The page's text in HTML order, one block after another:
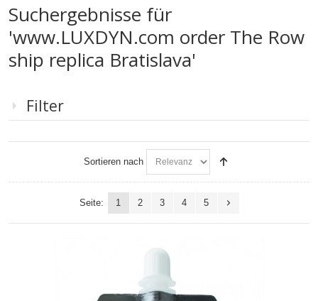
Suchergebnisse für
'www.LUXDYN.com order The Row
ship replica Bratislava'
Filter
Sortieren nach
Seite: 1 2 3 4 5